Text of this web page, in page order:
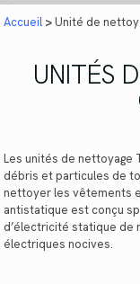
Accueil >Unité de
UNITÉS
Les unités de nettoyage
débris et particules de
nettoyer les vêtements
antistatique est conçu
d’électricité statique de
électriques nocives.